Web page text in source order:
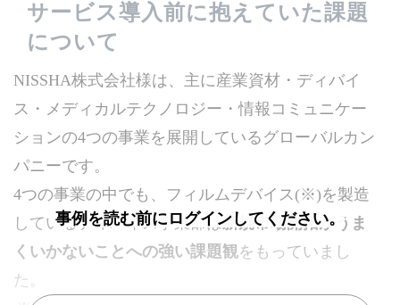
サービス導入前に抱えていた課題
について
NISSHA株式会社様は、主に産業資材・ディバイ
ス・メディカルテクノロジー・情報コミュニケー
ションの4つの事業を展開しているグローバルカン
パニーです。
4つの事業の中でも、フィルムデバイス(※)を製造
しているディバイス事業部は新規市場開拓がうま
くいかないことへの強い課題観をもっていまし
た。
事例を読む前にログインしてください。